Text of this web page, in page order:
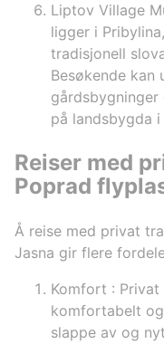
Liptov Village
ligger i
tradisjonell
Besøkende kan
på landsbygda i
Reiser med
Poprad
Å reise med privat
Jasna gir flere
Komfort :
komfortabelt
slappe av og